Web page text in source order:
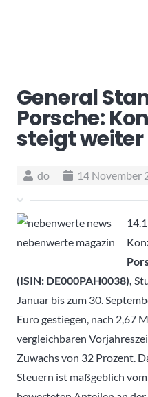
General
Porsche:
steigt weiter
do 14 November
(ISIN: DE000PAH0038),
Januar bis zum 30.
Euro gestiegen, nach 2,67
vergleichbaren
Zuwachs von 32 Prozent.
Steuern ist maßgeblich